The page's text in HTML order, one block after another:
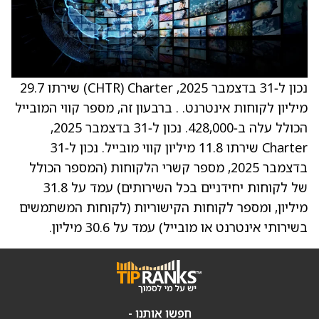
נכון ל‑31 בדצמבר 2025, Charter ‏(CHTR) שירתו 29.7
מיליון לקוחות אינטרנט. . ברבעון זה, מספר קווי המובייל
הכולל עלה ב‑428,000. נכון ל‑31 בדצמבר 2025,
Charter שירתו 11.8 מיליון קווי מובייל. נכון ל‑31
בדצמבר 2025, מספר קשרי הלקוחות (המספר הכולל
של לקוחות יחידניים בכל השירותים) עמד על 31.8
מיליון, ומספר לקוחות הקישוריות (לקוחות המשתמשים
בשירותי אינטרנט או מובייל) עמד על 30.6 מיליון.
חפשו אותנו -